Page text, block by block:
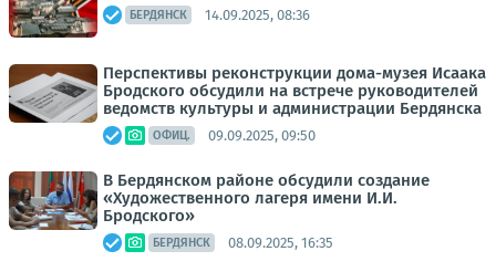
БЕРДЯНСК 14.09.2025, 08:36
Перспективы реконструкции дома-музея Исаака
Бродского обсудили на встрече руководителей
ведомств культуры и администрации Бердянска
ОФИЦ. 09.09.2025, 09:50
В Бердянском районе обсудили создание
«Художественного лагеря имени И.И.
Бродского»
БЕРДЯНСК 08.09.2025, 16:35